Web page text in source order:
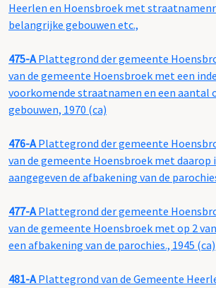
Heerlen en Hoensbroek met
belangrijke gebouwen etc.,
475-APlattegrond der gemeente
van de gemeente Hoensbroek met een
voorkomende straatnamen en een aantal
gebouwen, 1970 (ca)
476-APlattegrond der gemeente
van de gemeente Hoensbroek met daarop
aangegeven de afbakening van de
477-APlattegrond der gemeente
van de gemeente Hoensbroek met op 2
een afbakening van de parochies., 1945 (ca)
481-APlattegrond van de Gemeente